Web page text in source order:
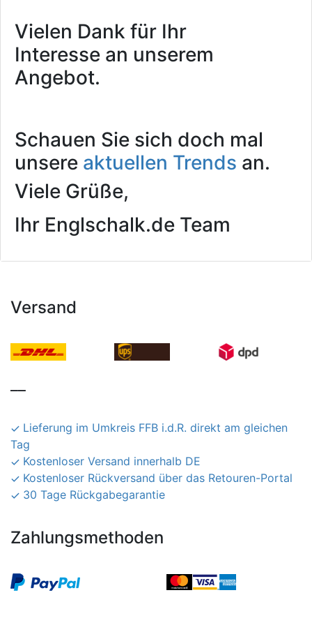
Vielen Dank für Ihr
Interesse an unserem
Angebot.
Schauen Sie sich doch mal
unsere aktuellen Trends an.
Viele Grüße,
Ihr Englschalk.de Team
Versand
Lieferung im Umkreis FFB i.d.R. direkt am gleichen
Tag
Kostenloser Versand innerhalb DE
Kostenloser Rückversand über das Retouren-Portal
30 Tage Rückgabegarantie
Zahlungsmethoden